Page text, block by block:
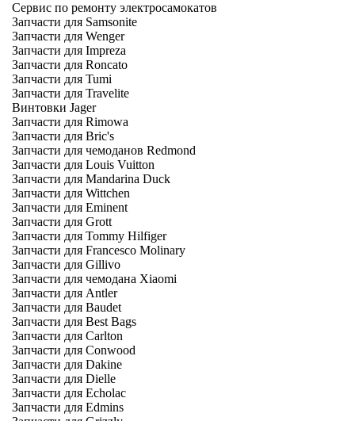
Сервис по ремонту электросамокатов
Запчасти для Samsonite
Запчасти для Wenger
Запчасти для Impreza
Запчасти для Roncato
Запчасти для Tumi
Запчасти для Travelite
Винтовки Jager
Запчасти для Rimowa
Запчасти для Bric's
Запчасти для чемоданов Redmond
Запчасти для Louis Vuitton
Запчасти для Mandarina Duck
Запчасти для Wittchen
Запчасти для Eminent
Запчасти для Grott
Запчасти для Tommy Hilfiger
Запчасти для Francesco Molinary
Запчасти для Gillivo
Запчасти для чемодана Xiaomi
Запчасти для Antler
Запчасти для Baudet
Запчасти для Best Bags
Запчасти для Carlton
Запчасти для Conwood
Запчасти для Dakine
Запчасти для Dielle
Запчасти для Echolac
Запчасти для Edmins